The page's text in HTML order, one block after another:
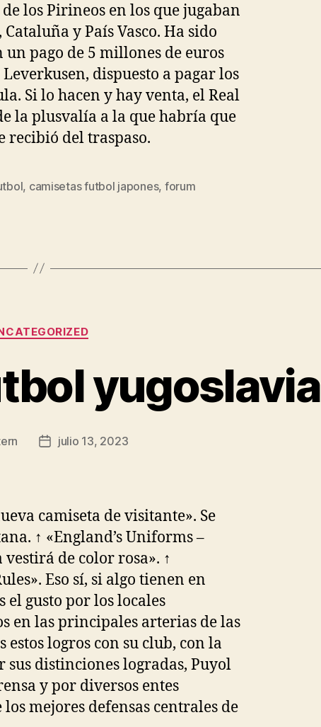
de los Pirineos en los que jugaban
y País Vasco. Ha sido
pago de 5 millones de euros
dispuesto a pagar los
Si lo hacen y hay venta, el Real
la plusvalía a la que habría que
recibió del traspaso.
, camisetas futbol japones, forum
Categorías
yugoslavia
Fechajulio 13, 2023
camiseta de visitante». Se
↑ «England’s Uniforms –
de color rosa». ↑
Eso sí, si algo tienen en
el gusto por los locales
en las principales arterias de las
estos logros con su club, con la
sus distinciones logradas, Puyol
y por diversos entes
mejores defensas centrales de